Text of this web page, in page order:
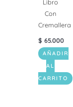
Libro
Con
Cremallera
$ 65.000
AÑADIR
AL
CARRITO